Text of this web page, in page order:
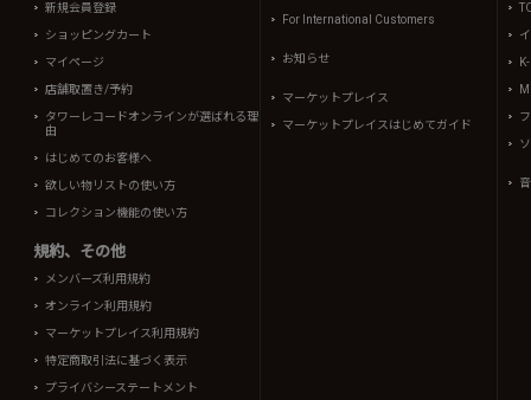
新規会員登録
ショッピングカート
マイページ
店舗取置き/予約
タワーレコードオンラインが選ばれる理
由
はじめてのお客様へ
欲しい物リストの使い方
コレクション機能の使い方
規約、その他
メンバーズ利用規約
オンライン利用規約
マーケットプレイス利用規約
特定商取引法に基づく表示
プライバシーステートメント
For International Customers
お知らせ
マーケットプレイス
マーケットプレイスはじめてガイド